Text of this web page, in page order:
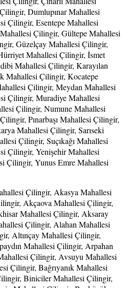
Dumlupınar Mahallesi
Çilingir, Esentepe Mahallesi
Çilingir, Gültepe Mahallesi
Güzelçay Mahallesi Çilingir,
Mahallesi Çilingir, İsmet
Mahallesi Çilingir, Karayılan
Mahallesi Çilingir, Kocatepe
Çilingir, Meydan Mahallesi
Çilingir, Muradiye Mahallesi
Çilingir, Numune Mahallesi
Pınarbaşı Mahallesi Çilingir,
Mahallesi Çilingir, Sarıseki
Çilingir, Suçıkağı Mahallesi
Çilingir, Yenişehir Mahallesi
Çilingir, Yunus Emre Mahallesi
Çilingir, Akasya Mahallesi
Akçaova Mahallesi Çilingir,
Mahallesi Çilingir, Aksaray
Çilingir, Alahan Mahallesi
Altınçay Mahallesi Çilingir,
Mahallesi Çilingir, Arpahan
Çilingir, Avsuyu Mahallesi
Çilingir, Bağrıyanık Mahallesi
Biniciler Mahallesi Çilingir,